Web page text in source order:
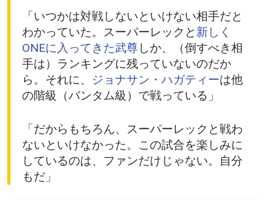
「いつかは対戦しないといけない相手だと
わかっていた。スーパーレックと 新しく
ONEに入ってきた武尊しか、（倒すべき相
手は）ランキングに残っていないのだか
ら。それに、 ジョナサン・ハガティーは他
の階級（バンタム級）で戦っている」
「だからもちろん、スーパーレックと戦わ
ないといけなかった。この試合を楽しみに
しているのは、ファンだけじゃない。自分
もだ」